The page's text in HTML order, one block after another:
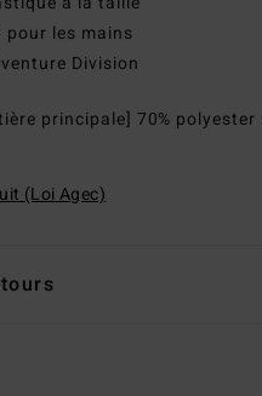
pour les mains
Division
principale] 70% polyester
(Loi Agec)